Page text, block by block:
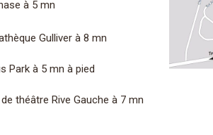
à 5 mn
Gulliver à 8 mn
Park à 5 mn à pied
théâtre Rive Gauche à 7 mn